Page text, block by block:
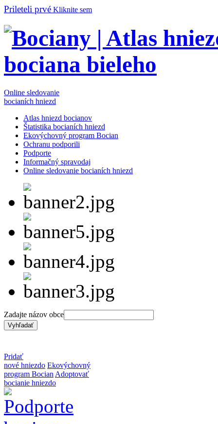
Prileteli prvé Kliknite sem
Online sledovanie
bocianích hniezd
Atlas hniezd bocianov
Štatistika bocianích hniezd
Ekovýchovný program Bocian
Ochranu podporili
Podporte
Informačný spravodaj
Online sledovanie bocianích hniezd
Zadajte názov obce
Pridať
nové hniezdo Ekovýchovný
program Bocian Adoptovať
bocianie hniezdo